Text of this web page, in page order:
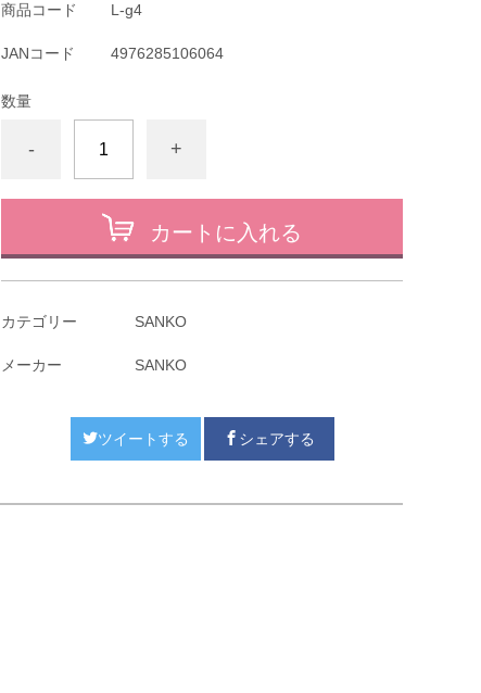
商品コード L-g4
JANコード 4976285106064
数量
- +
カートに入れる
カテゴリー SANKO
メーカー SANKO
ツイートする シェアする